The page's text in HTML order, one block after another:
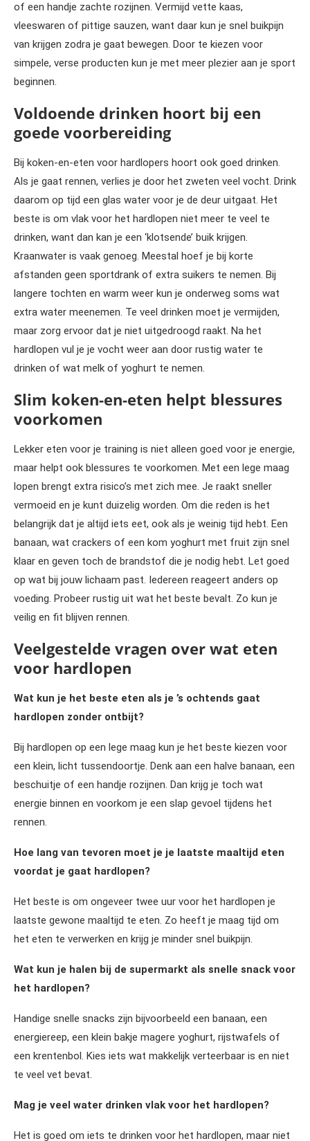
of een handje zachte rozijnen. Vermijd vette kaas,
vleeswaren of pittige sauzen, want daar kun je snel buikpijn
van krijgen zodra je gaat bewegen. Door te kiezen voor
simpele, verse producten kun je met meer plezier aan je sport
beginnen.
Voldoende drinken hoort bij een
goede voorbereiding
Bij koken-en-eten voor hardlopers hoort ook goed drinken.
Als je gaat rennen, verlies je door het zweten veel vocht. Drink
daarom op tijd een glas water voor je de deur uitgaat. Het
beste is om vlak voor het hardlopen niet meer te veel te
drinken, want dan kan je een ‘klotsende’ buik krijgen.
Kraanwater is vaak genoeg. Meestal hoef je bij korte
afstanden geen sportdrank of extra suikers te nemen. Bij
langere tochten en warm weer kun je onderweg soms wat
extra water meenemen. Te veel drinken moet je vermijden,
maar zorg ervoor dat je niet uitgedroogd raakt. Na het
hardlopen vul je je vocht weer aan door rustig water te
drinken of wat melk of yoghurt te nemen.
Slim koken-en-eten helpt blessures
voorkomen
Lekker eten voor je training is niet alleen goed voor je energie,
maar helpt ook blessures te voorkomen. Met een lege maag
lopen brengt extra risico’s met zich mee. Je raakt sneller
vermoeid en je kunt duizelig worden. Om die reden is het
belangrijk dat je altijd iets eet, ook als je weinig tijd hebt. Een
banaan, wat crackers of een kom yoghurt met fruit zijn snel
klaar en geven toch de brandstof die je nodig hebt. Let goed
op wat bij jouw lichaam past. Iedereen reageert anders op
voeding. Probeer rustig uit wat het beste bevalt. Zo kun je
veilig en fit blijven rennen.
Veelgestelde vragen over wat eten
voor hardlopen
Wat kun je het beste eten als je ’s ochtends gaat
hardlopen zonder ontbijt?
Bij hardlopen op een lege maag kun je het beste kiezen voor
een klein, licht tussendoortje. Denk aan een halve banaan, een
beschuitje of een handje rozijnen. Dan krijg je toch wat
energie binnen en voorkom je een slap gevoel tijdens het
rennen.
Hoe lang van tevoren moet je je laatste maaltijd eten
voordat je gaat hardlopen?
Het beste is om ongeveer twee uur voor het hardlopen je
laatste gewone maaltijd te eten. Zo heeft je maag tijd om
het eten te verwerken en krijg je minder snel buikpijn.
Wat kun je halen bij de supermarkt als snelle snack voor
het hardlopen?
Handige snelle snacks zijn bijvoorbeeld een banaan, een
energiereep, een klein bakje magere yoghurt, rijstwafels of
een krentenbol. Kies iets wat makkelijk verteerbaar is en niet
te veel vet bevat.
Mag je veel water drinken vlak voor het hardlopen?
Het is goed om iets te drinken voor het hardlopen, maar niet